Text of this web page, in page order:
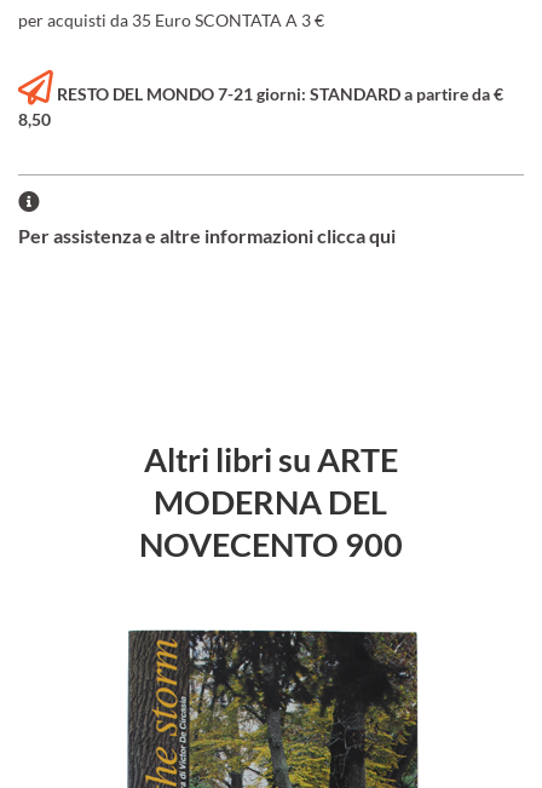
per acquisti da 35 Euro SCONTATA A 3 €
RESTO DEL MONDO 7-21 giorni: STANDARD a partire da €
8,50
Per assistenza e altre informazioni clicca qui
Altri libri su ARTE
MODERNA DEL
NOVECENTO 900